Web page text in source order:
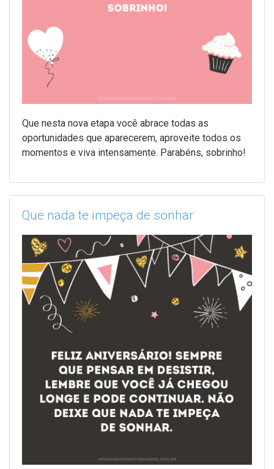
Que nesta nova etapa você abrace todas as
oportunidades que aparecerem, aproveite todos os
momentos e viva intensamente. Parabéns, sobrinho!
Que nada te impeça de sonhar